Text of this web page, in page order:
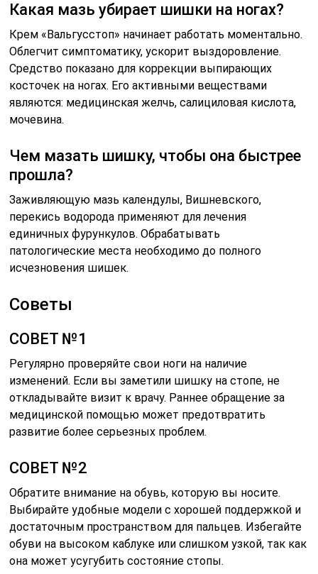
Какая мазь убирает шишки на ногах?
Крем «Вальгусстоп» начинает работать моментально.
Облегчит симптоматику, ускорит выздоровление.
Средство показано для коррекции выпирающих
косточек на ногах. Его активными веществами
являются: медицинская желчь, салициловая кислота,
мочевина.
Чем мазать шишку, чтобы она быстрее
прошла?
Заживляющую мазь календулы, Вишневского,
перекись водорода применяют для лечения
единичных фурункулов. Обрабатывать
патологические места необходимо до полного
исчезновения шишек.
Советы
СОВЕТ №1
Регулярно проверяйте свои ноги на наличие
изменений. Если вы заметили шишку на стопе, не
откладывайте визит к врачу. Раннее обращение за
медицинской помощью может предотвратить
развитие более серьезных проблем.
СОВЕТ №2
Обратите внимание на обувь, которую вы носите.
Выбирайте удобные модели с хорошей поддержкой и
достаточным пространством для пальцев. Избегайте
обуви на высоком каблуке или слишком узкой, так как
она может усугубить состояние стопы.